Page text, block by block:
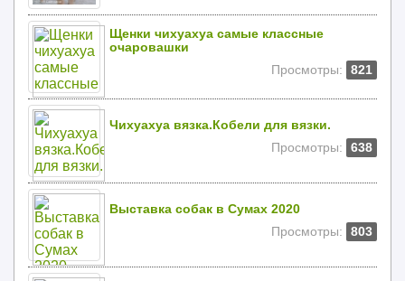
Щенки чихуахуа самые классные
очаровашки
Просмотры:
821
Чихуахуа вязка.Кобели для вязки.
Просмотры:
638
Выставка собак в Сумах 2020
Просмотры:
803